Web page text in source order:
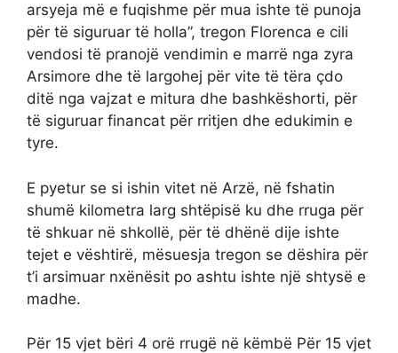
arsyeja më e fuqishme për mua ishte të punoja
për të siguruar të holla”, tregon Florenca e cili
vendosi të pranojë vendimin e marrë nga zyra
Arsimore dhe të largohej për vite të tëra çdo
ditë nga vajzat e mitura dhe bashkëshorti, për
të siguruar financat për rritjen dhe edukimin e
tyre.
E pyetur se si ishin vitet në Arzë, në fshatin
shumë kilometra larg shtëpisë ku dhe rruga për
të shkuar në shkollë, për të dhënë dije ishte
tejet e vështirë, mësuesja tregon se dëshira për
t’i arsimuar nxënësit po ashtu ishte një shtysë e
madhe.
Për 15 vjet bëri 4 orë rrugë në këmbë Për 15 vjet